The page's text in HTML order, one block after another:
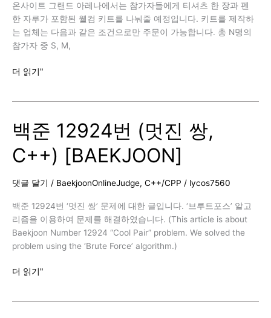
온사이트 그랜드 아레나에서는 참가자들에게 티셔츠 한 장과 펜
한 자루가 포함된 웰컴 키트를 나눠줄 예정입니다. 키트를 제작하
는 업체는 다음과 같은 조건으로만 주문이 가능합니다. 총 N명의
참가자 중 S, M,
백
(웰
컴
키
트,
C++)
더 읽기"
백준 12924번 (멋진 쌍,
C++) [BAEKJOON]
댓글 달기 / BaekjoonOnlineJudge, C++/CPP / lycos7560
백준 12924번 ‘멋진 쌍’ 문제에 대한 글입니다. ‘브루트포스’ 알고
리즘을 이용하여 문제를 해결하였습니다. (This article is about
Baekjoon Number 12924 “Cool Pair” problem. We solved the
problem using the ‘Brute Force’ algorithm.)
백
더 읽기"